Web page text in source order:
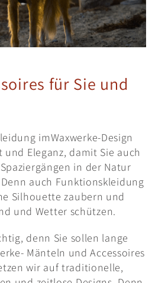
für Sie und
imWaxwerke-Design
Eleganz, damit Sie auch
in der Natur
auch Funktionskleidung
Silhouette zaubern und
und Wetter schützen.
denn Sie sollen lange
Mänteln und Accessoires
wir auf traditionelle,